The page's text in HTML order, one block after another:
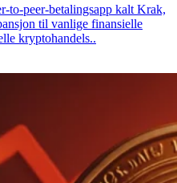
to-peer-betalingsapp kalt Krak,
til vanlige finansielle
kryptohandels..